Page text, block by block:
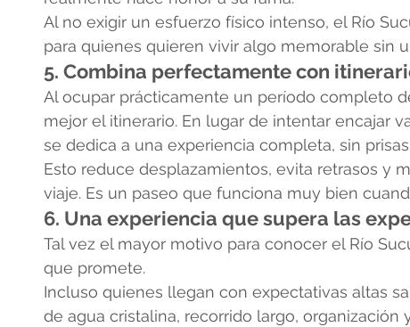
Al no exigir un esfuerzo físico intenso, el Río
para quienes quieren vivir algo memorable sin
5. Combina perfectamente con
Al ocupar prácticamente un período completo
mejor el itinerario. En lugar de intentar encajar
se dedica a una experiencia completa, sin
Esto reduce desplazamientos, evita retrasos y
viaje. Es un paseo que funciona muy bien
6. Una experiencia que supera las
Tal vez el mayor motivo para conocer el Río
que promete.
Incluso quienes llegan con expectativas altas
de agua cristalina, recorrido largo,